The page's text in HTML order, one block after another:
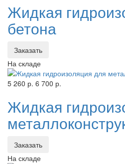
Жидкая
бетона
Заказать
На складе
5 260 р. 6 700 р.
Жидкая
Заказать
На складе